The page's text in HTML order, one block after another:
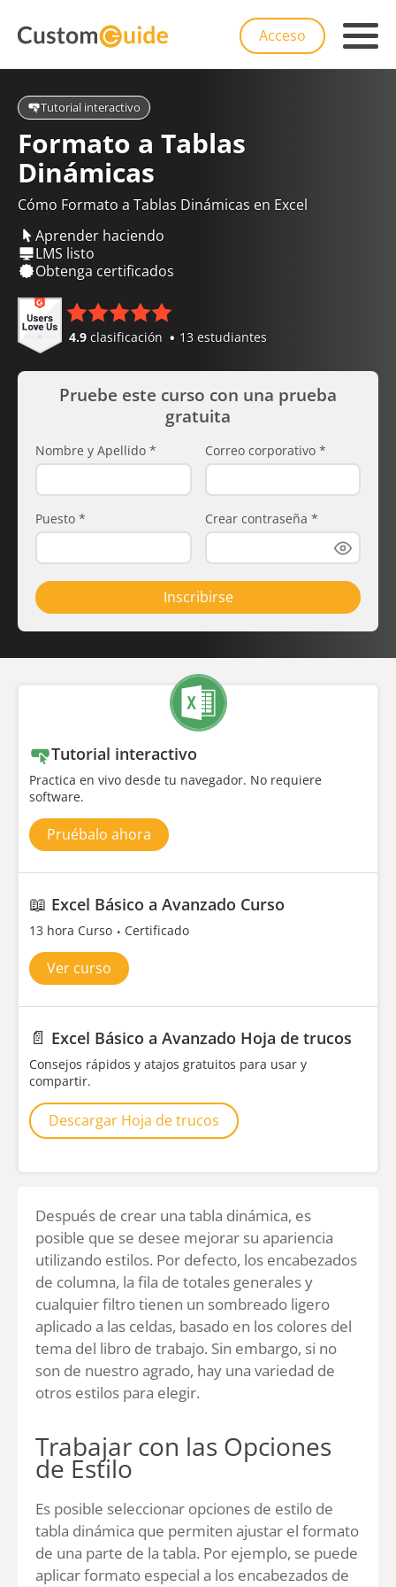
Acceso
Tutorial interactivo
Formato a Tablas
Dinámicas
Cómo Formato a Tablas Dinámicas en Excel
Aprender haciendo
LMS listo
Obtenga certificados
4.9 clasificación 13 estudiantes
Pruebe este curso con una prueba
gratuita
Nombre y Apellido * Correo corporativo *
Puesto * Crear contraseña *
Inscribirse
Tutorial interactivo
Practica en vivo desde tu navegador. No requiere
software.
Pruébalo ahora
📖 Excel Básico a Avanzado Curso
13 hora Curso Certificado
Ver curso
📄 Excel Básico a Avanzado Hoja de trucos
Consejos rápidos y atajos gratuitos para usar y
compartir.
Descargar Hoja de trucos
Después de crear una tabla dinámica, es
posible que se desee mejorar su apariencia
utilizando estilos. Por defecto, los encabezados
de columna, la fila de totales generales y
cualquier filtro tienen un sombreado ligero
aplicado a las celdas, basado en los colores del
tema del libro de trabajo. Sin embargo, si no
son de nuestro agrado, hay una variedad de
otros estilos para elegir.
Trabajar con las Opciones
de Estilo
Es posible seleccionar opciones de estilo de
tabla dinámica que permiten ajustar el formato
de una parte de la tabla. Por ejemplo, se puede
aplicar formato especial a los encabezados de